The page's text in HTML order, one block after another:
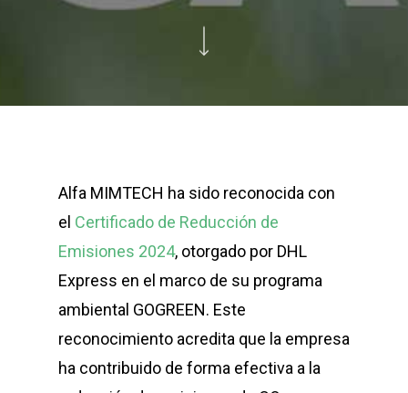
Alfa MIMTECH ha sido reconocida con
el Certificado de Reducción de
Emisiones 2024, otorgado por DHL
Express en el marco de su programa
ambiental GOGREEN. Este
reconocimiento acredita que la empresa
ha contribuido de forma efectiva a la